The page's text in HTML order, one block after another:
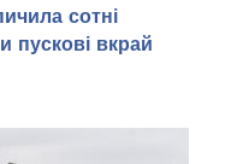
сотні
пускові вкрай